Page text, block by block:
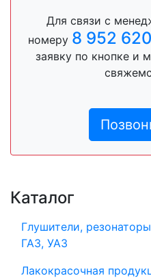
Для связи с
номеру 8 952
заявку по кнопке и
Каталог
Глушители,
ГАЗ, УАЗ
Лакокрасочная